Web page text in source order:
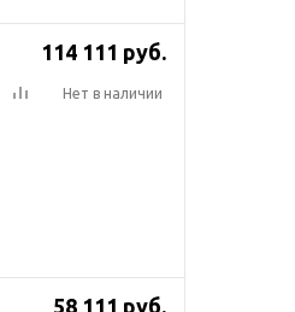
114 111 руб.
Нет в наличии
58 111 руб.